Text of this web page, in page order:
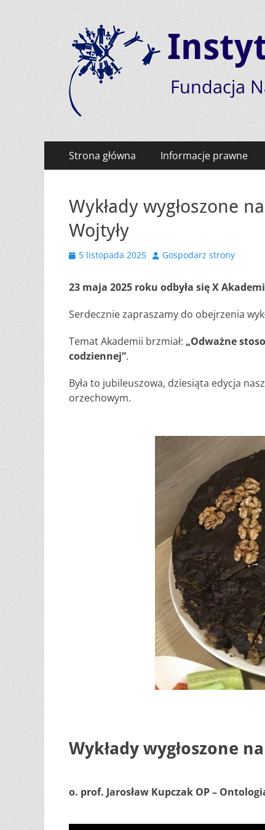
Fundacja
Menu
Strona główna Informacje prawne
Wykłady wygłoszone
Wojtyły
Opublikowano
5 listopada 2025 AutorGospodarz strony
23 maja 2025 roku odbyła się X
Serdecznie zapraszamy do obejrzenia
Temat Akademii brzmiał: „Odważne
codziennej”.
Była to jubileuszowa, dziesiąta edycja
orzechowym.
Wykłady wygłoszone
o. prof. Jarosław Kupczak OP –